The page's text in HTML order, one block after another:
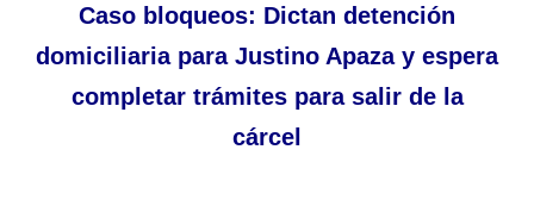
Caso bloqueos: Dictan detención
domiciliaria para Justino Apaza y espera
completar trámites para salir de la
cárcel